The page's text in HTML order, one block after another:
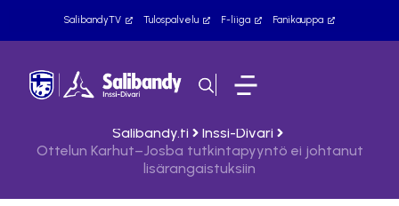
SalibandyTV Tulospalvelu F-liiga Fanikauppa
Salibandy.fi
Inssi-Divari
Ottelun Karhut–Josba tutkintapyyntö ei johtanut
lisärangaistuksiin